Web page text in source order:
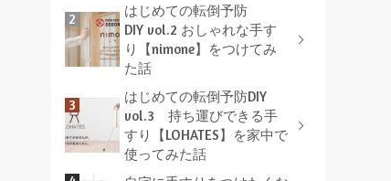
はじめての転倒予防
DIY vol.2 おしゃれな手す
り【nimone】をつけてみ
た話
はじめての転倒予防DIY
vol.3 持ち運びできる手
すり【LOHATES】を家中で
使ってみた話